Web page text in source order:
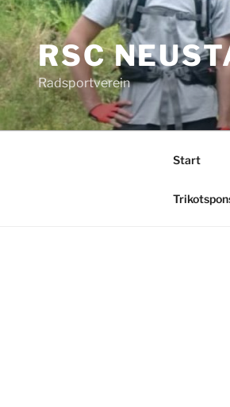
Zum
Inhalt
springenRSC
Radsportverein
Start